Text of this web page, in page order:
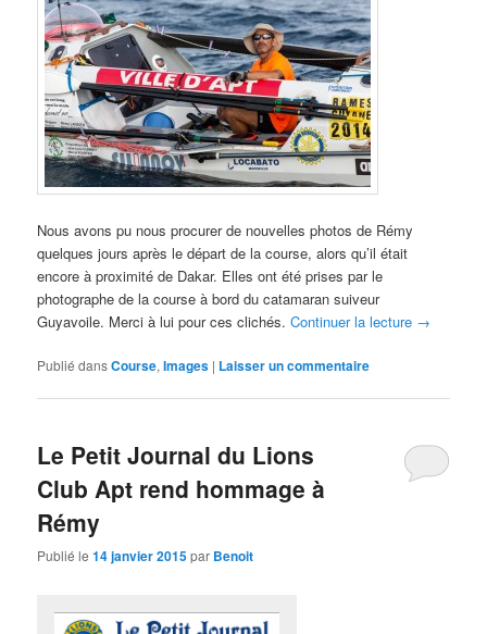
Nous avons pu nous procurer de nouvelles photos de Rémy
quelques jours après le départ de la course, alors qu’il était
encore à proximité de Dakar. Elles ont été prises par le
photographe de la course à bord du catamaran suiveur
Guyavoile. Merci à lui pour ces clichés.Continuer la lecture →
Publié dansCourse,Images | Laisser un commentaire
Le Petit Journal du Lions
Club Apt rend hommage à
Rémy
Publié le14 janvier 2015par Benoit